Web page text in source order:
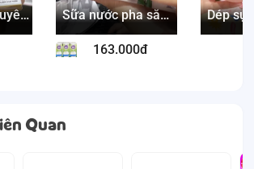
Sữa nước pha sẵn
chứa 100% đạm
A2
163.000đ
Dép
Quan